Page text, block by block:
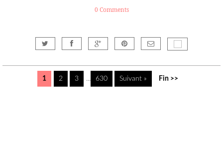
0 Comments
1 2 3 ... 630 Suivant » Fin >>